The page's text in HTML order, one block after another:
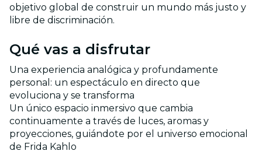
objetivo global de construir un mundo más justo y
libre de discriminación.
Qué vas a disfrutar
Una experiencia analógica y profundamente
personal: un espectáculo en directo que
evoluciona y se transforma
Un único espacio inmersivo que cambia
continuamente a través de luces, aromas y
proyecciones, guiándote por el universo emocional
de Frida Kahlo